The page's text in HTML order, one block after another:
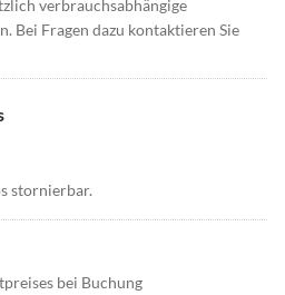
verbrauchsabhängige
Bei Fragen dazu kontaktieren Sie
stornierbar.
bei Buchung